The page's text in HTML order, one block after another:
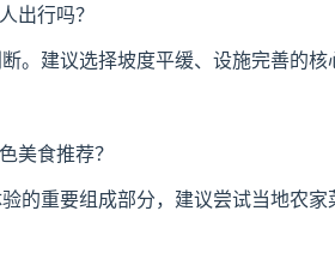
出行吗？
。建议选择坡度平缓、设施完善的
美食推荐？
的重要组成部分，建议尝试当地农